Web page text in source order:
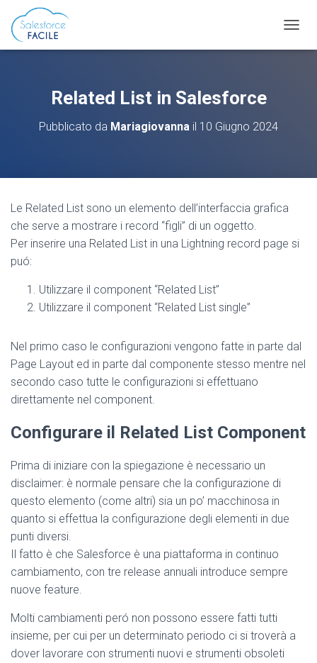
A
Related List in Salesforce
Pubblicato da Mariagiovanna il 10 Giugno 2024
Le Related List sono un elemento dell’interfaccia grafica
che serve a mostrare i record “figli” di un oggetto.
Per inserire una Related List in una Lightning record page si
puó:
Utilizzare il component “Related List”
Utilizzare il component “Related List single”
Nel primo caso le configurazioni vengono fatte in parte dal
Page Layout ed in parte dal componente stesso mentre nel
secondo caso tutte le configurazioni si effettuano
direttamente nel component.
Configurare il Related List Component
Prima di iniziare con la spiegazione è necessario un
disclaimer: è normale pensare che la configurazione di
questo elemento (come altri) sia un po’ macchinosa in
quanto si effettua la configurazione degli elementi in due
punti diversi.
Il fatto è che Salesforce è una piattaforma in continuo
cambiamento, con tre release annuali introduce sempre
nuove feature.
Molti cambiamenti peró non possono essere fatti tutti
insieme, per cui per un determinato periodo ci si troverà a
dover lavorare con strumenti nuovi e strumenti obsoleti